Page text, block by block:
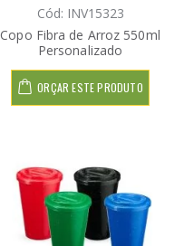
Cód: INV15323
Copo Fibra de Arroz 550ml
Personalizado
ORÇAR ESTE PRODUTO